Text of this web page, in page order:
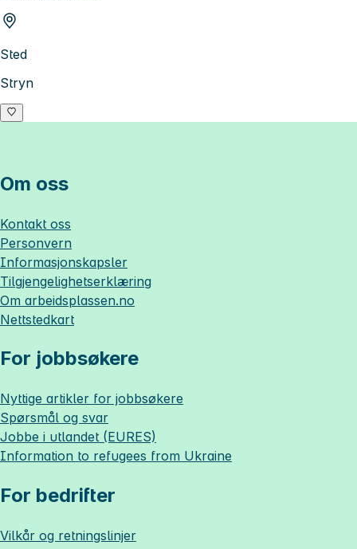
Sted
Stryn
Om oss
Kontakt oss
Personvern
Informasjonskapsler
Tilgjengelighetserklæring
Om arbeidsplassen.no
Nettstedkart
For jobbsøkere
Nyttige artikler for jobbsøkere
Spørsmål og svar
Jobbe i utlandet (EURES)
Information to refugees from Ukraine
For bedrifter
Vilkår og retningslinjer